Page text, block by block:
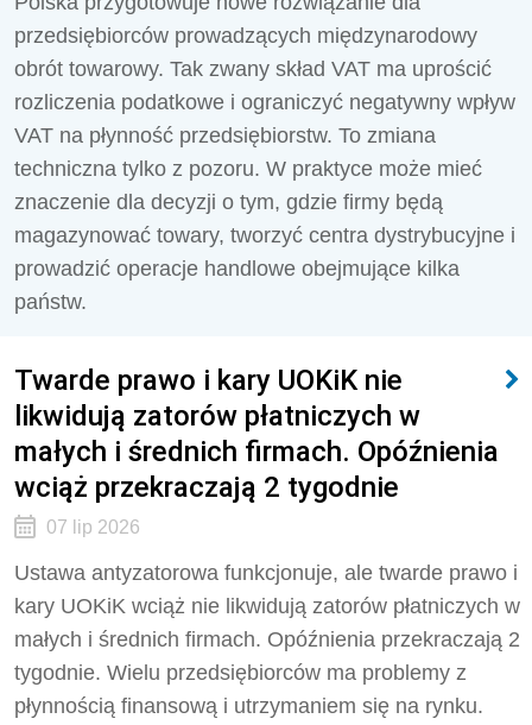
przedsiębiorców prowadzących międzynarodowy
obrót towarowy. Tak zwany skład VAT ma uprościć
rozliczenia podatkowe i ograniczyć negatywny wpływ
VAT na płynność przedsiębiorstw. To zmiana
techniczna tylko z pozoru. W praktyce może mieć
znaczenie dla decyzji o tym, gdzie firmy będą
magazynować towary, tworzyć centra dystrybucyjne i
prowadzić operacje handlowe obejmujące kilka
państw.
Twarde prawo i kary UOKiK nie
likwidują zatorów płatniczych w
małych i średnich firmach. Opóźnienia
wciąż przekraczają 2 tygodnie
07 lip 2026
Ustawa antyzatorowa funkcjonuje, ale twarde prawo i
kary UOKiK wciąż nie likwidują zatorów płatniczych w
małych i średnich firmach. Opóźnienia przekraczają 2
tygodnie. Wielu przedsiębiorców ma problemy z
płynnością finansową i utrzymaniem się na rynku.